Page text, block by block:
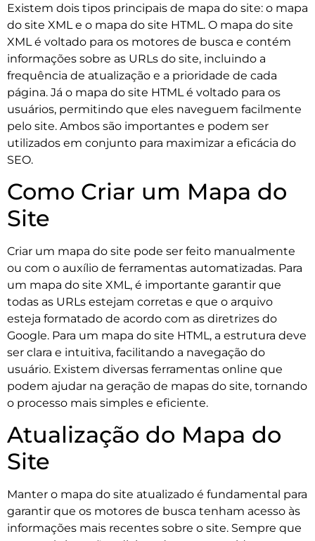
Existem dois tipos principais de mapa do site: o mapa
do site XML e o mapa do site HTML. O mapa do site
XML é voltado para os motores de busca e contém
informações sobre as URLs do site, incluindo a
frequência de atualização e a prioridade de cada
página. Já o mapa do site HTML é voltado para os
usuários, permitindo que eles naveguem facilmente
pelo site. Ambos são importantes e podem ser
utilizados em conjunto para maximizar a eficácia do
SEO.
Como Criar um Mapa do
Site
Criar um mapa do site pode ser feito manualmente
ou com o auxílio de ferramentas automatizadas. Para
um mapa do site XML, é importante garantir que
todas as URLs estejam corretas e que o arquivo
esteja formatado de acordo com as diretrizes do
Google. Para um mapa do site HTML, a estrutura deve
ser clara e intuitiva, facilitando a navegação do
usuário. Existem diversas ferramentas online que
podem ajudar na geração de mapas do site, tornando
o processo mais simples e eficiente.
Atualização do Mapa do
Site
Manter o mapa do site atualizado é fundamental para
garantir que os motores de busca tenham acesso às
informações mais recentes sobre o site. Sempre que